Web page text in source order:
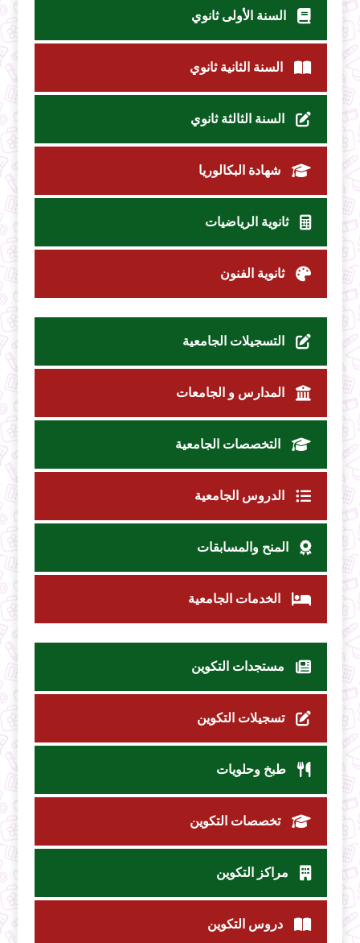
السنة الأولى ثانوي
السنة الثانية ثانوي
السنة الثالثة ثانوي
شهادة البكالوريا
ثانوية الرياضيات
ثانوية الفنون
التسجيلات الجامعية
المدارس و الجامعات
التخصصات الجامعية
الدروس الجامعية
المنح والمسابقات
الخدمات الجامعية
مستجدات التكوين
تسجيلات التكوين
طبخ وحلويات
تخصصات التكوين
مراكز التكوين
دروس التكوين